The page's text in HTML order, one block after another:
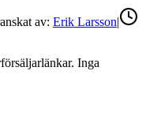
av: Erik Larsson|
Inga